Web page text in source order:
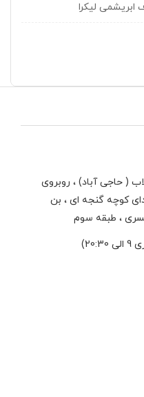
ابریشمی لیکرا
( حاجی آباد) ، روبروی
كوچه گنجه ای ، بن
، طبقه سوم